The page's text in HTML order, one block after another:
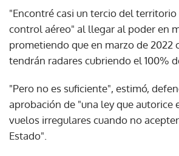
"Encontré casi un tercio del
control aéreo" al llegar al poder en
prometiendo que en marzo de 2022
tendrán radares cubriendo el 100%
"Pero no es suficiente", estimó,
aprobación de "una ley que autorice
vuelos irregulares cuando no
Estado".